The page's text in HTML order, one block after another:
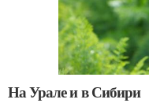
На Урале и в Сибири